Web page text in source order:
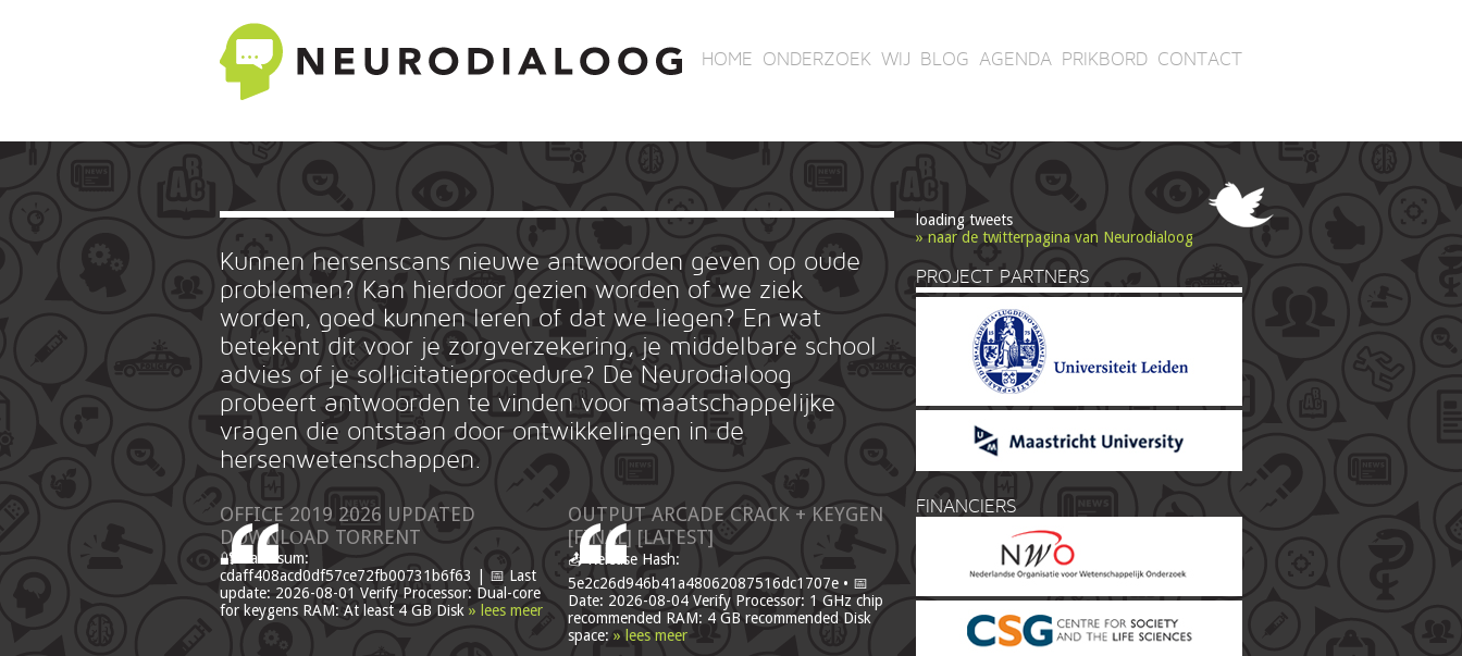
HOME ONDERZOEK WIJ BLOG AGENDA PRIKBORD CONTACT
Kunnen hersenscans nieuwe antwoorden geven op oude
problemen? Kan hierdoor gezien worden of we ziek
worden, goed kunnen leren of dat we liegen? En wat
betekent dit voor je zorgverzekering, je middelbare school
advies of je sollicitatieprocedure? De Neurodialoog
probeert antwoorden te vinden voor maatschappelijke
vragen die ontstaan door ontwikkelingen in de
hersenwetenschappen.
OFFICE 2019 2026 UPDATED
DОWNLОAD TORRENT
🔐 Hash sum:
cdaff408acd0df57ce72fb00731b6f63 | 📅 Last
update: 2026-08-01 Verify Processor: Dual-core
for keygens RAM: At least 4 GB Disk » lees meer
OUTPUT ARCADE CRACK + KEYGEN
[FINAL] [LATEST]
📤 Release Hash:
5e2c26d946b41a48062087516dc1707e • 📅
Date: 2026-08-04 Verify Processor: 1 GHz chip
recommended RAM: 4 GB recommended Disk
space: » lees meer
loading tweets
» naar de twitterpagina van Neurodialoog
PROJECT PARTNERS
FINANCIERS